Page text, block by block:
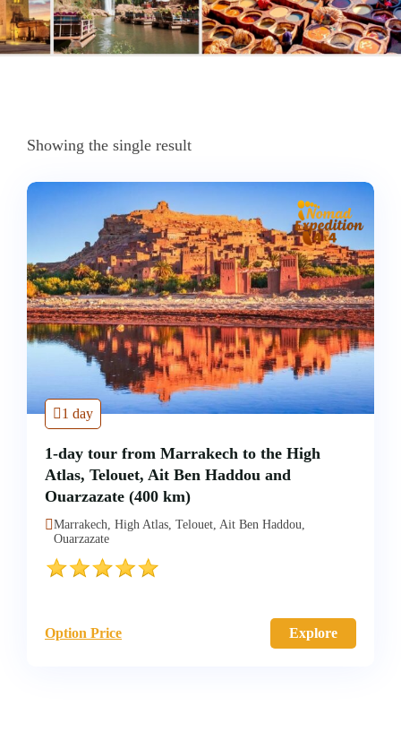
Showing the single result
1 day
1-day tour from Marrakech to the High
Atlas, Telouet, Ait Ben Haddou and
Ouarzazate (400 km)
Marrakech, High Atlas, Telouet, Ait Ben Haddou,
Ouarzazate
Option Price Explore